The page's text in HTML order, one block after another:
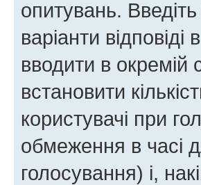
опитувань.
варіанти
вводити в окремій
встановити
користувачі при
обмеження в часі
голосування) і,